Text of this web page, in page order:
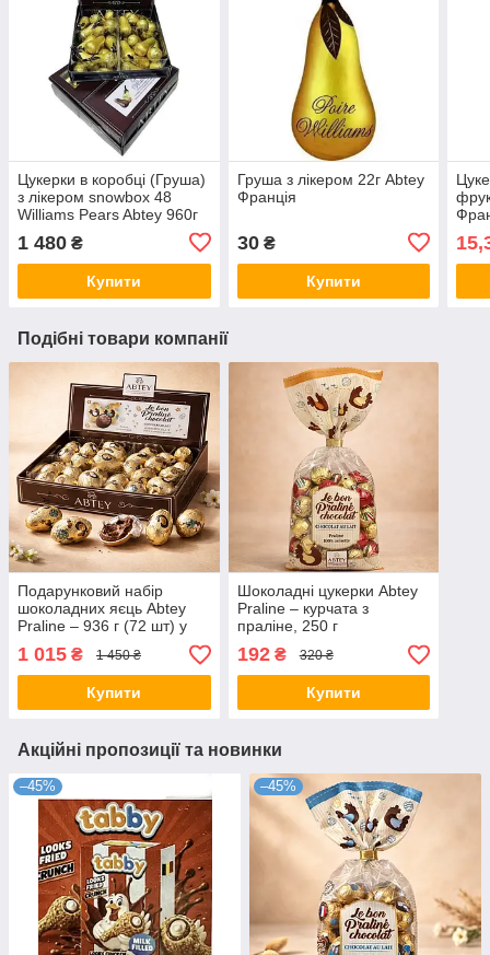
Цукерки в коробці (Груша)
з лікером snowbox 48
Williams Pears Abtey 960г
1 480 ₴
Купити
Груша з лікером 22г Abtey
Франція
30₴
Купити
Подібні товари компанії
Подарунковий набір
шоколадних яєць Abtey
Praline – 936 г (72 шт) у
коробці, преміум
солодощі
1 015 ₴ 1 450 ₴
Купити
Шоколадні цукерки Abtey
Praline – курчата з
праліне, 250 г
192₴ 320 ₴
Купити
Акційні пропозиції та новинки
–45% –45%